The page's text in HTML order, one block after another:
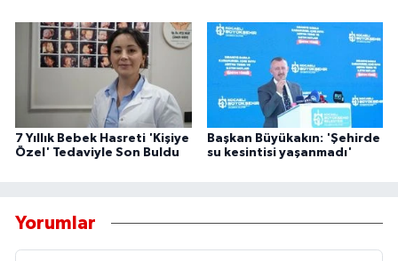
7 Yıllık Bebek Hasreti 'Kişiye
Özel' Tedaviyle Son Buldu
Başkan Büyükakın: 'Şehirde
su kesintisi yaşanmadı'
Yorumlar